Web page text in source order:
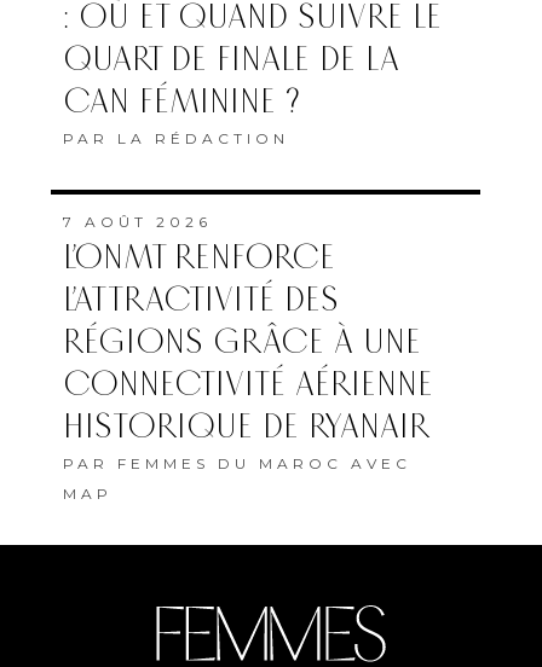
: OÙ ET QUAND SUIVRE LE
QUART DE FINALE DE LA
CAN FÉMININE ?
PAR LA RÉDACTION
7 AOÛT 2026
L’ONMT RENFORCE
L’ATTRACTIVITÉ DES
RÉGIONS GRÂCE À UNE
CONNECTIVITÉ AÉRIENNE
HISTORIQUE DE RYANAIR
PAR FEMMES DU MAROC AVEC
MAP